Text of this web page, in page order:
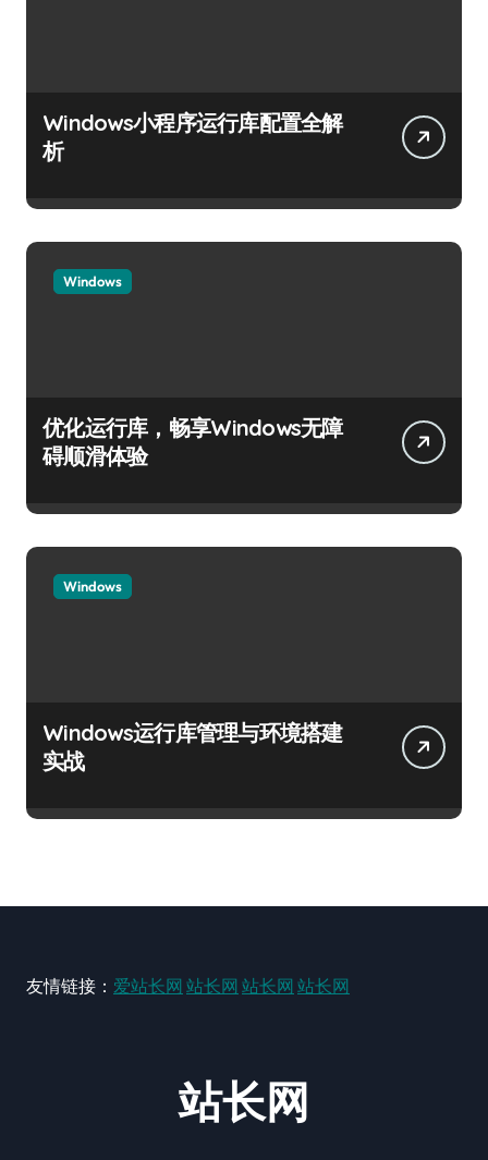
Windows小程序运行库配置全解
析
Windows
优化运行库，畅享Windows无障
碍顺滑体验
Windows
Windows运行库管理与环境搭建
实战
友情链接： 爱站长网 站长网 站长网 站长网
站长网